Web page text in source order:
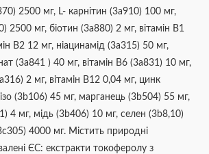
2500 мг, L- карнітин (3a910) 100 мг,
2500 мг, біотин (3a880) 2 мг, вітамін B1
B2 12 мг, ніацинамід (3a315) 50 мг,
(3a841 ) 40 мг, вітамін B6 (3a831) 10 мг,
2 мг, вітамін B12 0,04 мг, цинк
(3b106) 45 мг, марганець (3b504) 55 мг,
4 мг, мідь (3b406) 10 мг, селен (3b8,10)
4000 мг. Містить природні
ЄС: екстракти токоферолу з